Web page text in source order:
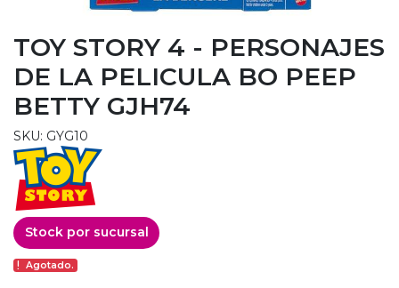
TOY STORY 4 - PERSONAJES
DE LA PELICULA BO PEEP
BETTY GJH74
SKU: GYG10
Stock por sucursal
Agotado.